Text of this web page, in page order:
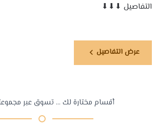
التفاصيل ⬇⬇⬇
عرض التفاصيل
أقسام مختارة لك ... تسوق عبر